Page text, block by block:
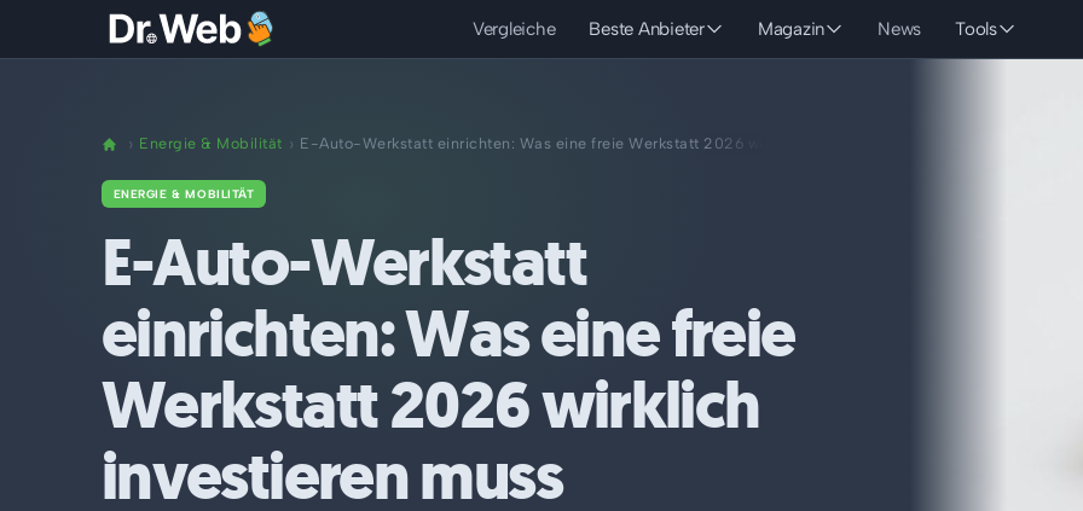
Vergleiche Beste Anbieter Magazin News Tools
Energie & Mobilität E-Auto-Werkstatt einrichten: Was eine freie Werkstatt 2026 wirklich investieren muss
ENERGIE & MOBILITÄT
E-Auto-Werkstatt
einrichten: Was eine freie
Werkstatt 2026 wirklich
investieren muss